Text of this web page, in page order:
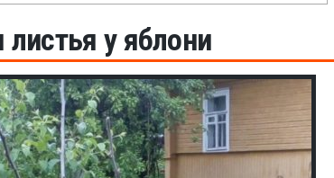
у яблони